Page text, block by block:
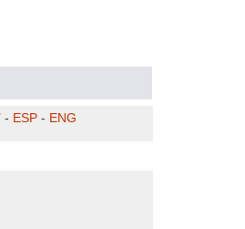
- ESP - ENG